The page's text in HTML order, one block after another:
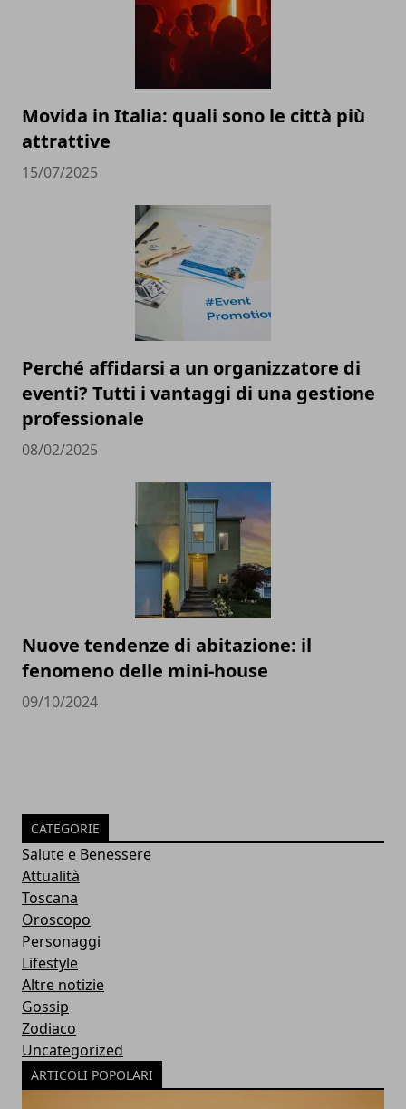
Movida in Italia: quali sono le città più
attrattive
15/07/2025
Perché affidarsi a un organizzatore di
eventi? Tutti i vantaggi di una gestione
professionale
08/02/2025
Nuove tendenze di abitazione: il
fenomeno delle mini-house
09/10/2024
CATEGORIE
Salute e Benessere
Attualità
Toscana
Oroscopo
Personaggi
Lifestyle
Altre notizie
Gossip
Zodiaco
Uncategorized
ARTICOLI POPOLARI